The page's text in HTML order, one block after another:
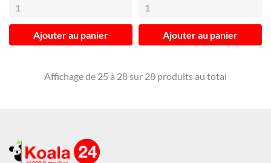
Ajouter au panier Ajouter au panier
Affichage de 25 à 28 sur 28 produits au total